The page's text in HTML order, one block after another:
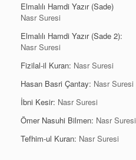
Elmalılı Hamdi Yazır (Sade)
Nasr Suresi
Elmalılı Hamdi Yazır (Sade 2):
Nasr Suresi
Fizilal-il Kuran: Nasr Suresi
Hasan Basri Çantay: Nasr Suresi
İbni Kesir: Nasr Suresi
Ömer Nasuhi Bilmen: Nasr Suresi
Tefhim-ul Kuran: Nasr Suresi